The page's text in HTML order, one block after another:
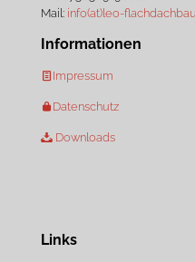
Mail: info(at)leo-
Informationen
Impressum
Datenschutz
Downloads
Links